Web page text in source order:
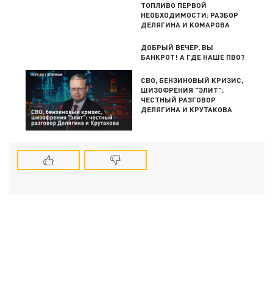
ТОПЛИВО ПЕРВОЙ
НЕОБХОДИМОСТИ: РАЗБОР
ДЕЛЯГИНА И КОМАРОВА
ДОБРЫЙ ВЕЧЕР, ВЫ
БАНКРОТ! А ГДЕ НАШЕ ПВО?
СВО, БЕНЗИНОВЫЙ КРИЗИС,
ШИЗОФРЕНИЯ "ЭЛИТ":
ЧЕСТНЫЙ РАЗГОВОР
ДЕЛЯГИНА И КРУТАКОВА